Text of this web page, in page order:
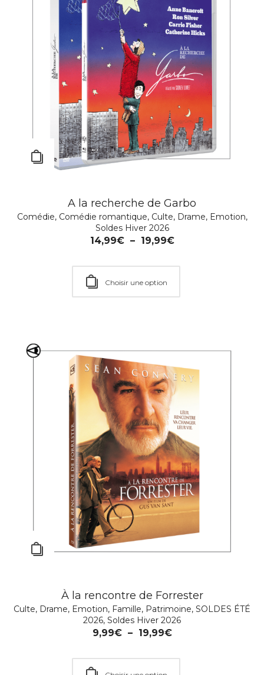
A la recherche de Garbo
Comédie, Comédie romantique, Culte, Drame, Emotion,
Soldes Hiver 2026
14,99€ – 19,99€
Choisir une option
À la rencontre de Forrester
Culte, Drame, Emotion, Famille, Patrimoine, SOLDES ÉTÉ
2026, Soldes Hiver 2026
9,99€ – 19,99€
Brothers in Arms
Guerre,Policier ,Soldes été 2025
Choisir une option
C.R.A.Z.Y. DVD, Blu-ray et 4K UHD
Comédie,Culte,Drame,Emotion
14,99€ – 29,99€